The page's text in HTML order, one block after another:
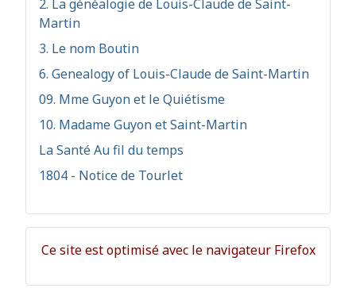
2. La généalogie de Louis-Claude de Saint-
Martin
3. Le nom Boutin
6. Genealogy of Louis-Claude de Saint-Martin
09. Mme Guyon et le Quiétisme
10. Madame Guyon et Saint-Martin
La Santé Au fil du temps
1804 - Notice de Tourlet
Ce site est optimisé avec le navigateur Firefox